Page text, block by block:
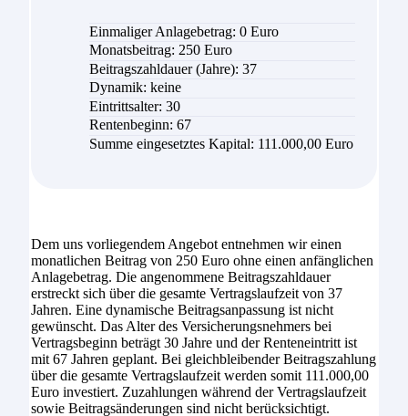
Einmaliger Anlagebetrag: 0 Euro
Monatsbeitrag: 250 Euro
Beitragszahldauer (Jahre): 37
Dynamik: keine
Eintrittsalter: 30
Rentenbeginn: 67
Summe eingesetztes Kapital: 111.000,00 Euro
Dem uns vorliegendem Angebot entnehmen wir einen
monatlichen Beitrag von 250 Euro ohne einen anfänglichen
Anlagebetrag. Die angenommene Beitragszahldauer
erstreckt sich über die gesamte Vertragslaufzeit von 37
Jahren. Eine dynamische Beitragsanpassung ist nicht
gewünscht. Das Alter des Versicherungsnehmers bei
Vertragsbeginn beträgt 30 Jahre und der Renteneintritt ist
mit 67 Jahren geplant. Bei gleichbleibender Beitragszahlung
über die gesamte Vertragslaufzeit werden somit 111.000,00
Euro investiert. Zuzahlungen während der Vertragslaufzeit
sowie Beitragsänderungen sind nicht berücksichtigt.